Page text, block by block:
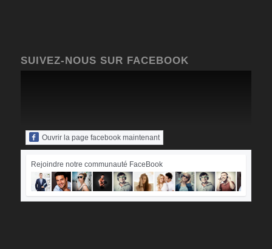
SUIVEZ-NOUS SUR FACEBOOK
Ouvrir la page facebook maintenant
Rejoindre notre communauté FaceBook